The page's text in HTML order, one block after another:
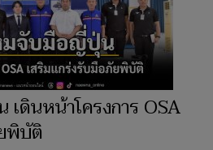
ดินหน้าโครงการ OSA
พิบัติ